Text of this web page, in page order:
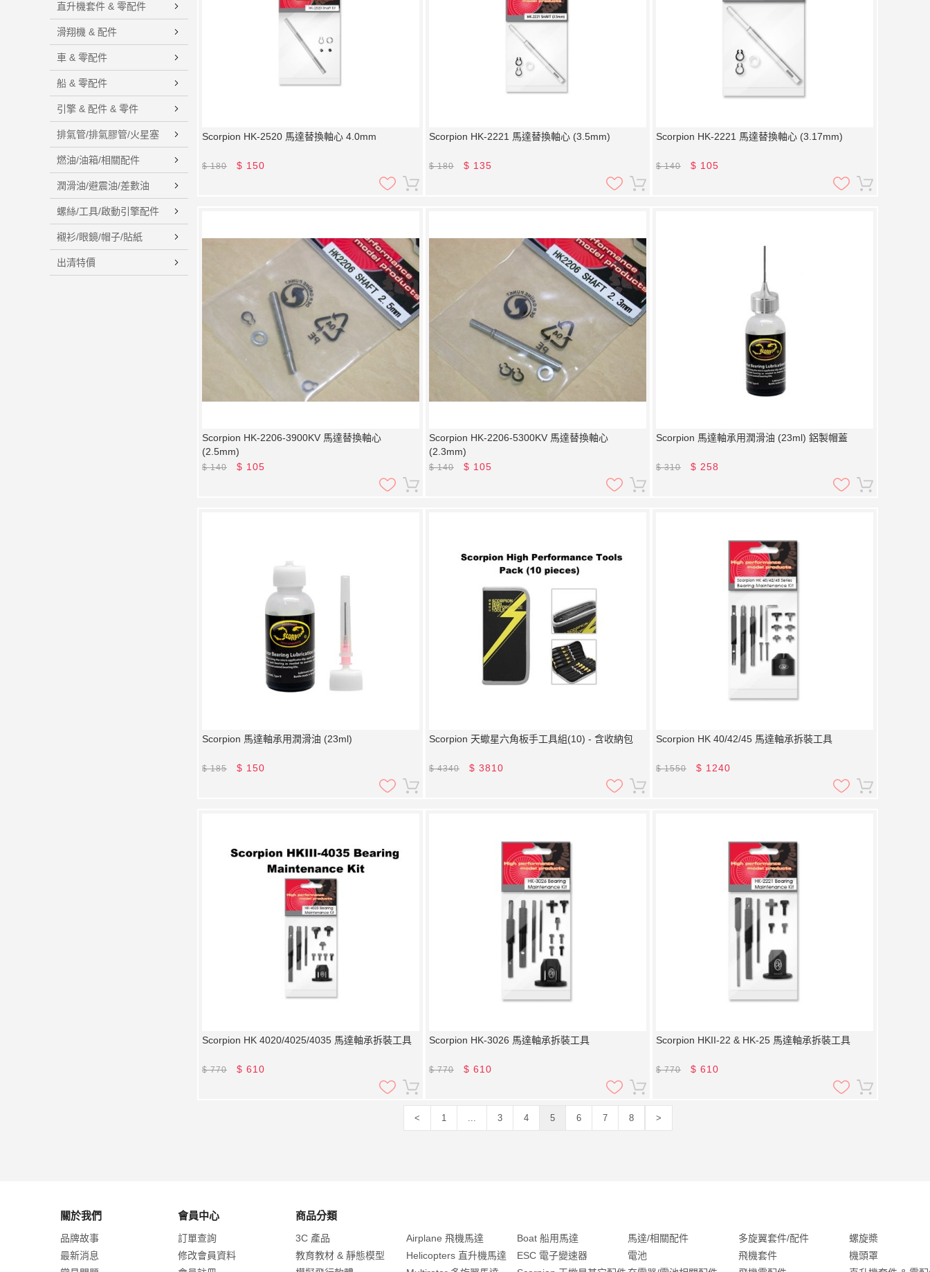
直升機套件 & 零配件
滑翔機 & 配件
車 & 零配件
船 & 零配件
引擎 & 配件 & 零件
排氣管/排氣膠管/火星塞
燃油/油箱/相關配件
潤滑油/避震油/差數油
螺絲/工具/啟動引擎配件
襯衫/眼鏡/帽子/貼紙
出清特價
Scorpion HK-2520 馬達替換軸心 4.0mm
$180 $ 150
Scorpion HK-2221 馬達替換軸心 (3.5mm)
$180 $ 135
Scorpion HK-2221 馬達替換軸心 (3.17mm)
$140 $ 105
Scorpion HK-2206-3900KV 馬達替換軸心
(2.5mm)
$140 $ 105
Scorpion HK-2206-5300KV 馬達替換軸心
(2.3mm)
$140 $ 105
Scorpion 馬達軸承用潤滑油 (23ml) 鋁製帽蓋
$310 $ 258
Scorpion 馬達軸承用潤滑油 (23ml)
$185 $ 150
Scorpion 天蠍星六角板手工具組(10) - 含收納包
$4340 $ 3810
Scorpion HK 40/42/45 馬達軸承拆裝工具
$1550 $ 1240
Scorpion HK 4020/4025/4035 馬達軸承拆裝工具
$770 $ 610
Scorpion HK-3026 馬達軸承拆裝工具
$770 $ 610
Scorpion HKII-22 & HK-25 馬達軸承拆裝工具
$770 $ 610
< 1 ... 3 4 5 6 7 8 >
關於我們
品牌故事
最新消息
會員中心
訂單查詢
修改會員資料
商品分類
3C 產品
教育教材 & 靜態模型
Airplane 飛機馬達
Helicopters 直升機馬達
Boat 船用馬達
ESC 電子變速器
馬達/相關配件
電池
多旋翼套件/配件
飛機套件
螺旋槳
機頭罩